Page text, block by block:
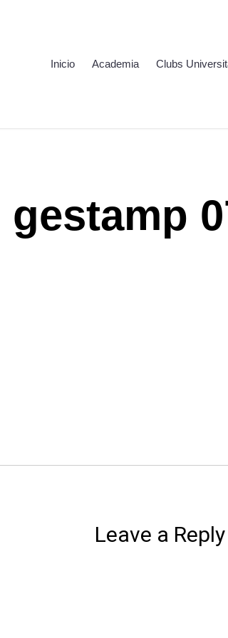
Inicio Academia Clubs
gestamp
Leave a Reply